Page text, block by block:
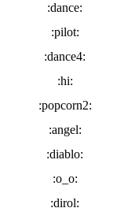
:dance:
:pilot:
:dance4:
:hi:
:popcorn2:
:angel:
:diablo:
:o_o:
:dirol: